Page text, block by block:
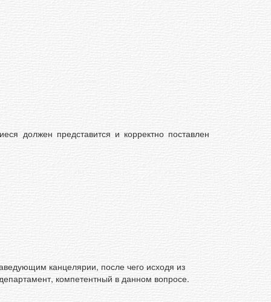
должен представится и корректно поставлен
канцелярии, после чего исходя из
компетентный в данном вопросе.